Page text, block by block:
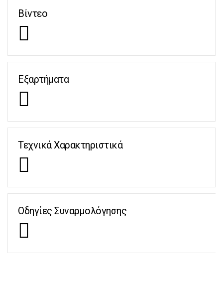
Βίντεο
Εξαρτήματα
Τεχνικά Χαρακτηριστικά
Οδηγίες Συναρμολόγησης